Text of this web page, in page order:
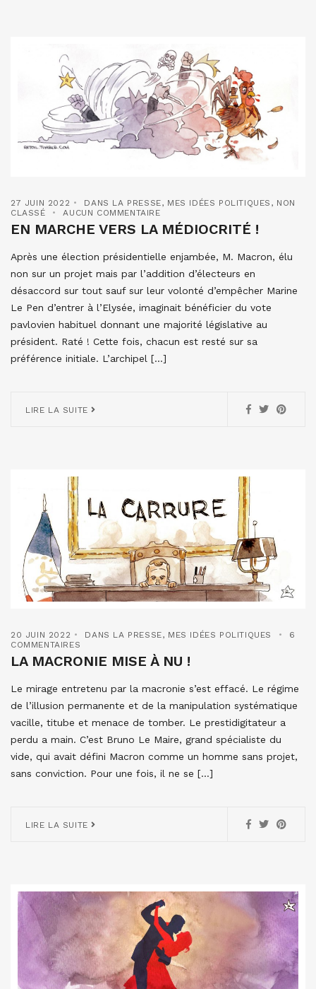
27 JUIN 2022 DANS LA PRESSE, MES IDÉES POLITIQUES , NON
CLASSÉ
AUCUN COMMENTAIRE
EN MARCHE VERS LA MÉDIOCRITÉ !
Après une élection présidentielle enjambée, M. Macron, élu
non sur un projet mais par l’addition d’électeurs en
désaccord sur tout sauf sur leur volonté d’empêcher Marine
Le Pen d’entrer à l’Elysée, imaginait bénéficier du vote
pavlovien habituel donnant une majorité législative au
président. Raté ! Cette fois, chacun est resté sur sa
préférence initiale. L’archipel […]
LIRE LA SUITE
20 JUIN 2022 DANS LA PRESSE, MES IDÉES POLITIQUES
6
COMMENTAIRES
LA MACRONIE MISE À NU !
Le mirage entretenu par la macronie s’est effacé. Le régime
de l’illusion permanente et de la manipulation systématique
vacille, titube et menace de tomber. Le prestidigitateur a
perdu a main. C’est Bruno Le Maire, grand spécialiste du
vide, qui avait défini Macron comme un homme sans projet,
sans conviction. Pour une fois, il ne se […]
LIRE LA SUITE